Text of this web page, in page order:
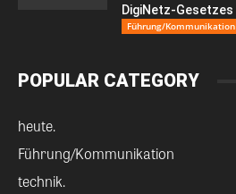
DigiNetz-Gesetzes
Führung/Kommunikation
POPULAR CATEGORY
heute.
Führung/Kommunikation
technik.